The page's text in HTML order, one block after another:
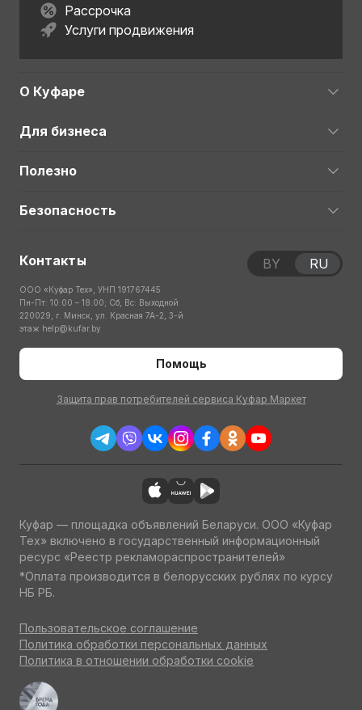
Рассрочка
Услуги продвижения
О Куфаре
Для бизнеса
Полезно
Безопасность
Контакты
ООО «Куфар Тех», УНП 191767445
Пн-Пт: 10:00 – 18:00; Сб, Вс: Выходной
220029, г. Минск, ул. Красная 7А-2, 3-й
этаж help@kufar.by
Помощь
Защита прав потребителей сервиса Куфар Маркет
BY RU
Куфар — площадка объявлений Беларуси. ООО «Куфар
Тех» включено в государственный информационный
ресурс «Реестр рекламораспространителей»
*Оплата производится в белорусских рублях по курсу
НБ РБ.
Пользовательское соглашение
Политика обработки персональных данных
Политика в отношении обработки cookie